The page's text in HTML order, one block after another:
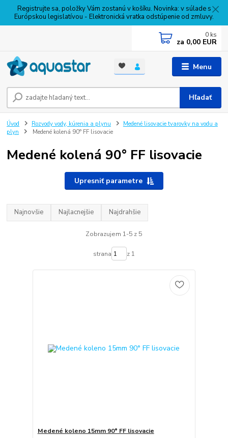
Registrujte sa, položky Vám zostanú v košíku. Novinka: v súlade s
Európskou legislatívou - Elektronická vratka odstúpenie od zmluvy.
Menu
Hľadať
0 ks
za 0,00 EUR
Úvod Rozvody vody, kúrenia a plynu
Medené lisovacie tvarovky na vodu a
plyn
Medené kolená 90° FF lisovacie
Medené kolená 90° FF lisovacie
Upresniť parametre
Najnovšie Najlacnejšie Najdrahšie
Zobrazujem 1-5 z 5
strana z 1
Medené koleno 15mm 90° FF lisovacie